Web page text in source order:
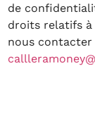
de
droits relatifs à
nous contacter